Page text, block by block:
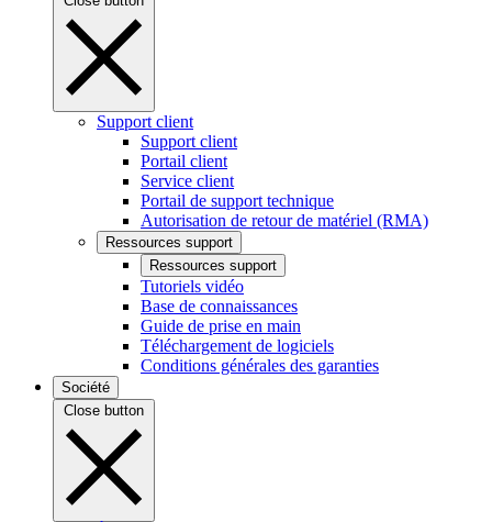
Support client
Support client
Portail client
Service client
Portail de support technique
Autorisation de retour de matériel (RMA)
Ressources support
Ressources support
Tutoriels vidéo
Base de connaissances
Guide de prise en main
Téléchargement de logiciels
Conditions générales des garanties
Société
Close button